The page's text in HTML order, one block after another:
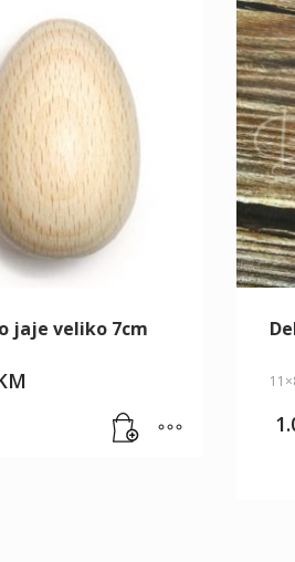
jaje veliko 7cm